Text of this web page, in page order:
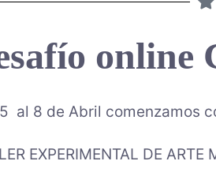
online
al 8 de Abril comenzamos
EXPERIMENTAL DE